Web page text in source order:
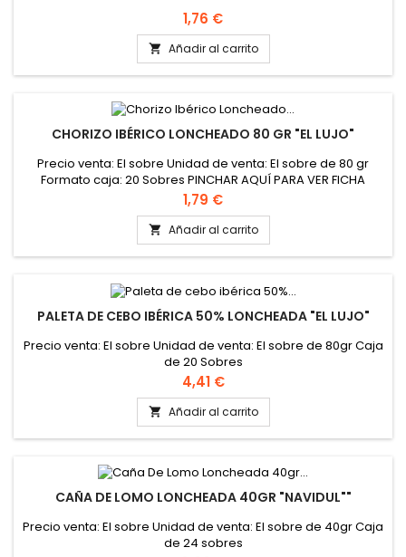
Precio
1,76 €
 Añadir al carrito
CHORIZO IBÉRICO LONCHEADO 80 GR "EL LUJO"
Precio venta: El sobre Unidad de venta: El sobre de 80 gr
Formato caja: 20 Sobres PINCHAR AQUÍ PARA VER FICHA
TÉCNICA
Precio
1,79 €
 Añadir al carrito
PALETA DE CEBO IBÉRICA 50% LONCHEADA "EL LUJO"
Precio venta: El sobre Unidad de venta: El sobre de 80gr Caja
de 20 Sobres
Precio
4,41 €
 Añadir al carrito
CAÑA DE LOMO LONCHEADA 40GR "NAVIDUL""
Precio venta: El sobre Unidad de venta: El sobre de 40gr Caja
de 24 sobres